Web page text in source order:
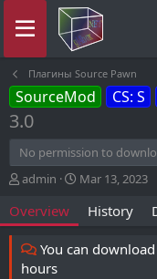
Плагины Source Pawn
SourceMod CS: S
3.0
No permission to
A
t
h
o
r
admin
C
t
Mar 13, 2023
Overview History
You can
hours